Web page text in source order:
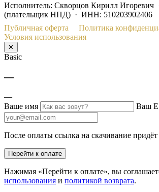
Исполнитель: Скворцов Кирилл Игоревич
(плательщик НПД) · ИНН: 510203902406
Публичная оферта
Политика
Условия использования
✕
Basic
—
—
Ваше имя
Ваш
После оплаты ссылка на скачивание придёт
Перейти к оплате
Нажимая «Перейти к оплате», вы
использования и политикой возврата.